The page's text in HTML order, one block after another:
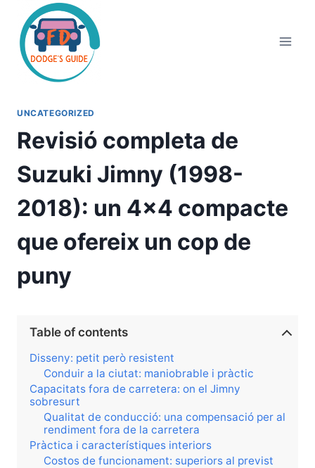
contingut
UNCATEGORIZED
Revisió completa de
Suzuki Jimny (1998-
2018): un 4×4 compacte
que ofereix un cop de
puny
Table of contents
Disseny: petit però resistent
Conduir a la ciutat: maniobrable i pràctic
Capacitats fora de carretera: on el Jimny
sobresurt
Qualitat de conducció: una compensació per al
rendiment fora de la carretera
Pràctica i característiques interiors
Costos de funcionament: superiors al previst